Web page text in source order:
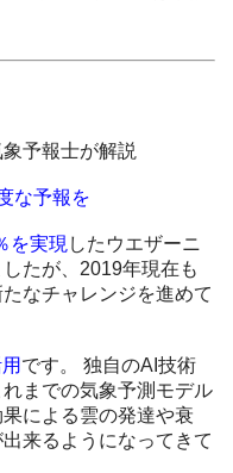
予報士が解説
な予報を
を実現 したウエザーニ
たが、2019年現在も
なチャレンジを進めて
です。 独自のAI技術
までの気象予測モデル
による雲の発達や衰
来るようになってきて